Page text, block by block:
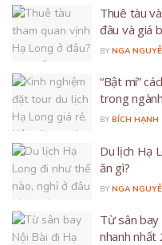
Thuê tàu
đâu và giá
BY NGA
“Bật mí”
trong ngành
BY BÍCH HẠNH
Du lịch Hạ
ăn gì?
BY NGA
Từ sân bay
nhanh nhất